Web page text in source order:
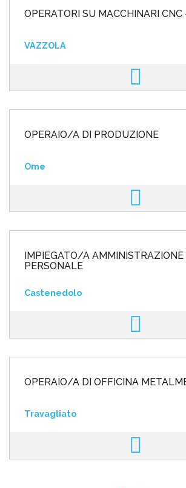
OPERATORI SU MACCHINARI
VAZZOLA
OPERAIO/A DI PRODUZIONE
Ome
IMPIEGATO/A AMMINISTRAZIONE
PERSONALE
Castenedolo
OPERAIO/A DI OFFICINA
Travagliato